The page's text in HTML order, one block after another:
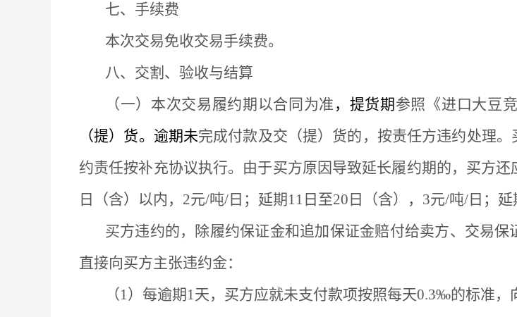
七、手续费
本次交易免收交易手续费。
八、交割、验收与结算
（一）本次交易履约期以合同为准 ，提货期 参照《进口大豆
（提）货。逾期未完成付款及交（提）货的，按责任方违约处理
约责任按补充协议执行。由于买方原因导致延长履约期的，买方
日（含）以内，2元/吨/日；延期11日至20日（含），3元/吨/日；延
买方违约的，除履约保证金和追加保证金赔付给卖方、交易
直接向买方主张违约金：
（1）每逾期1天，买方应就未支付款项按照每天0.3‰的标准，